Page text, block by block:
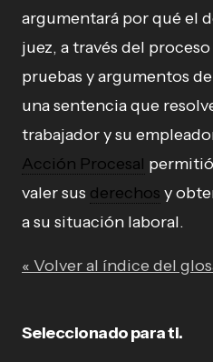
argumentará por qué el
juez, a través del
pruebas y argumentos
una sentencia que
trabajador y su
Acción Procesal
valer sus derechos y
a su situación laboral.
« Volver al índice del
Seleccionado para ti.